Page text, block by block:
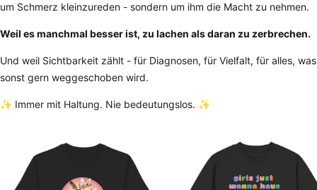
um Schmerz kleinzureden - sondern um ihm die Macht zu nehmen.
Weil es manchmal besser ist, zu lachen als daran zu zerbrechen.
Und weil Sichtbarkeit zählt - für Diagnosen, für Vielfalt, für alles, was
sonst gern weggeschoben wird.
✨ Immer mit Haltung. Nie bedeutungslos. ✨